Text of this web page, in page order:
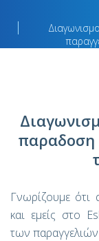
παραδοση
Γνωρίζουμε ότι
και εμείς στο
των